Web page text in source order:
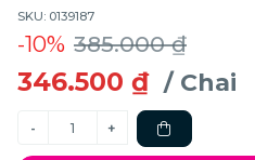
SKU: 0139187
-10% 385.000 ₫
346.500 ₫ / Chai